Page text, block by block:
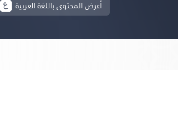
أعرض المحتوى باللغة العربية